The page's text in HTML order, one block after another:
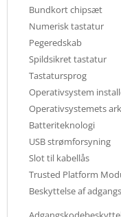
Bundkort chipsæt
Numerisk tastatur
Pegeredskab
Spildsikret tastatur
Tastatursprog
Operativsystem
Operativsystemets
Batteriteknologi
USB strømforsyning
Slot til kabellås
Trusted Platform
Beskyttelse af